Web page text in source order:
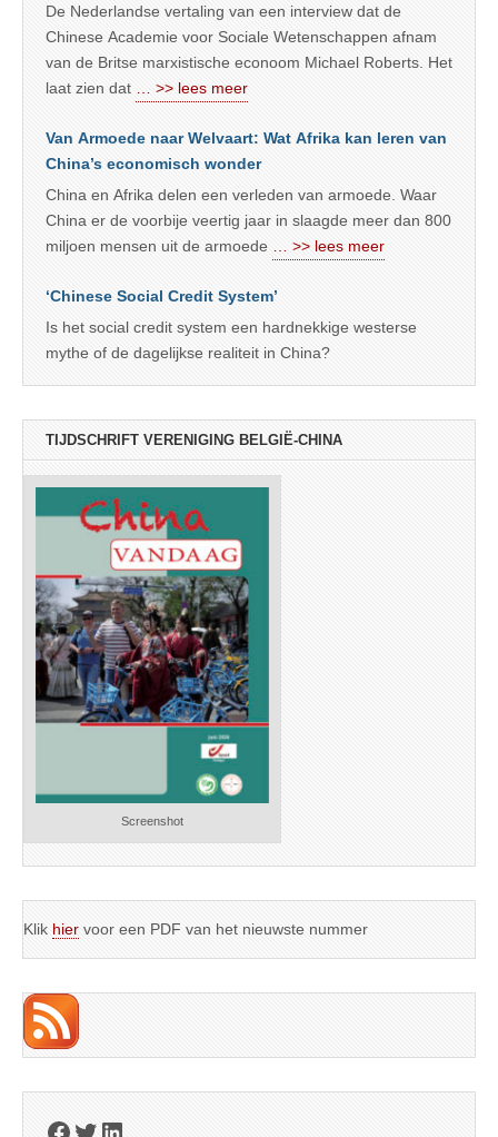
De Nederlandse vertaling van een interview dat de
Chinese Academie voor Sociale Wetenschappen afnam
van de Britse marxistische econoom Michael Roberts. Het
laat zien dat
… >> lees meer
Van Armoede naar Welvaart: Wat Afrika kan leren van
China’s economisch wonder
China en Afrika delen een verleden van armoede. Waar
China er de voorbije veertig jaar in slaagde meer dan 800
miljoen mensen uit de armoede
… >> lees meer
‘Chinese Social Credit System’
Is het social credit system een hardnekkige westerse
mythe of de dagelijkse realiteit in China?
TIJDSCHRIFT VERENIGING BELGIË-CHINA
Screenshot
Klik hier voor een PDF van het nieuwste nummer
Facebook
Twitter
LinkedIn